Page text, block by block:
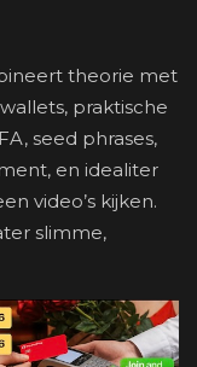
theorie met
praktische
seed phrases,
en idealiter
video’s kijken.
slimme,